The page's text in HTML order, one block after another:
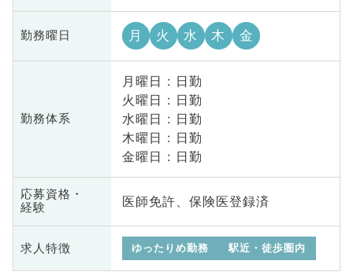
勤務曜日 月 火 水 木 金
勤務体系
月曜日 : 日勤
火曜日 : 日勤
水曜日 : 日勤
木曜日 : 日勤
金曜日 : 日勤
応募資格・
経験
医師免許、保険医登録済
求人特徴 ゆったりめ勤務 駅近・徒歩圏内